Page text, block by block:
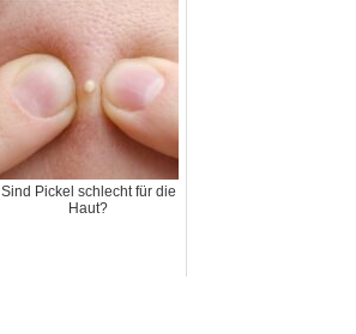
Sind Pickel schlecht für die
Haut?